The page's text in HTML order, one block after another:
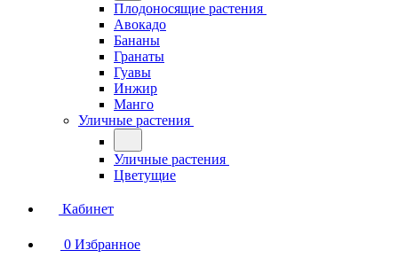
Плодоносящие растения
Авокадо
Бананы
Гранаты
Гуавы
Инжир
Манго
Уличные растения
Уличные растения
Цветущие
Кабинет
0 Избранное